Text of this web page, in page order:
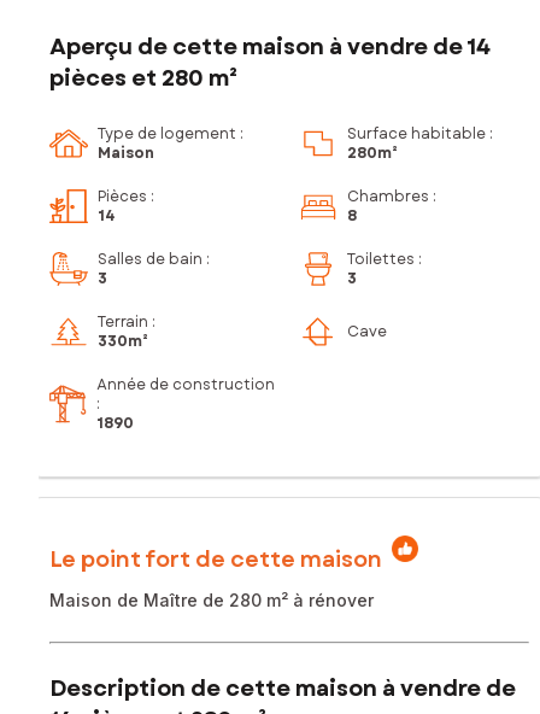
Aperçu de cette maison à vendre de 14
pièces et 280 m²
Type de logement :
Maison
Surface habitable :
280m²
Pièces :
14
Chambres :
8
Salles de bain :
3
Toilettes :
3
Terrain :
330m²
Cave
Année de construction
:
1890
Le point fort de cette maison
Maison de Maître de 280 m² à rénover
Description de cette maison à vendre de